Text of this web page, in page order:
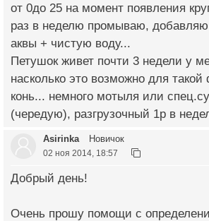
от 0до 25 на момент появления
раз в неделю промываю,
аквы + чистую воду...
Петушок живет почти 3 недели у
насколько это возможно для
конь... немного мотыля или
(чередую), разгрузочный 1р в
Asirinka Новичок
02 ноя 2014, 18:57
Добрый день!
Очень прошу помощи с